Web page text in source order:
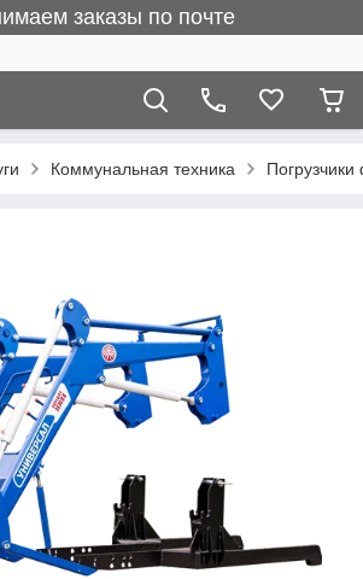
заказы по почте
Коммунальная техника